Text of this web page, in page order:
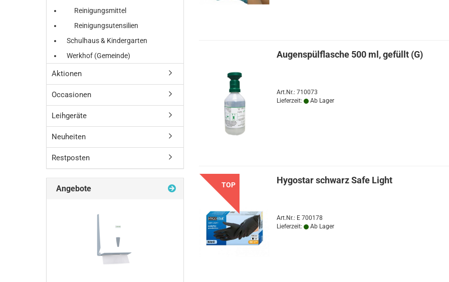
Augenspülflasche 500 ml, gefüllt (G)
Art.Nr.: 710073
Lieferzeit:
Ab Lager
TOP Hygostar schwarz Safe Light
Art.Nr.: E 700178
Lieferzeit:
Ab Lager
Reinigungsmittel
Reinigungsutensilien
Schulhaus & Kindergarten
Werkhof (Gemeinde)
Aktionen
Occasionen
Leihgeräte
Neuheiten
Restposten
Angebote